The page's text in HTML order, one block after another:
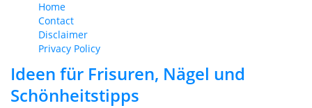
Home
Contact
Disclaimer
Privacy Policy
Ideen für Frisuren, Nägel und
Schönheitstipps